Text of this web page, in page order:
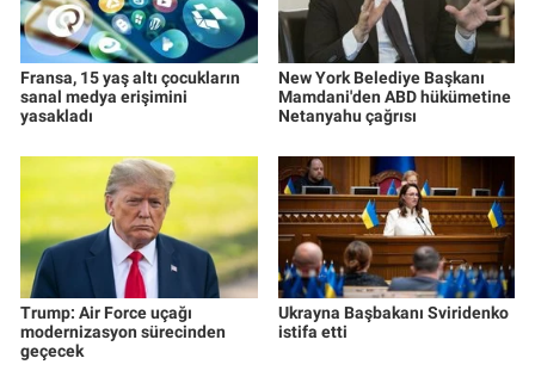
Fransa, 15 yaş altı çocukların
sanal medya erişimini
yasakladı
New York Belediye Başkanı
Mamdani'den ABD hükümetine
Netanyahu çağrısı
Trump: Air Force uçağı
modernizasyon sürecinden
geçecek
Ukrayna Başbakanı Sviridenko
istifa etti